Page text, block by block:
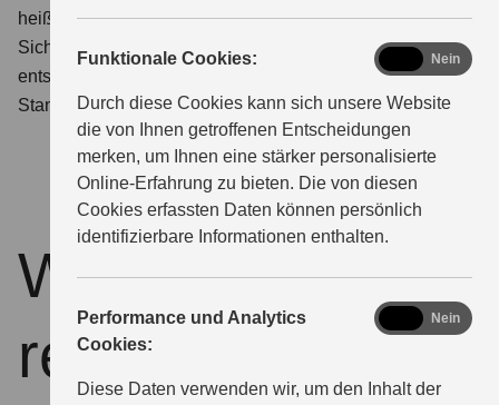
Funktionale Cookies:
Durch diese Cookies kann sich unsere Website
die von Ihnen getroffenen Entscheidungen
merken, um Ihnen eine stärker personalisierte
Online-Erfahrung zu bieten. Die von diesen
Cookies erfassten Daten können persönlich
identifizierbare Informationen enthalten.
functional
Nein
Performance und Analytics
Cookies:
Diese Daten verwenden wir, um den Inhalt der
analyticsNein
heißt das: Keep it real. Für Sie heißt das: maximale
Sicherheit, denn alle Teile an Ihrem Fahrzeug
entsprechen den streng geprüften Suzuki Engineering
Standards.Für uns eine klare Empfehlung.
Warum Keep it
real?